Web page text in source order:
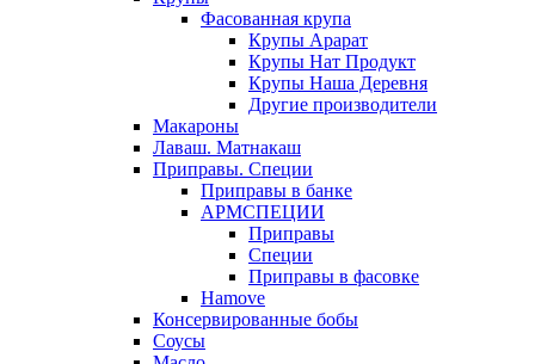
Фасованная крупа
Крупы Арарат
Крупы Нат Продукт
Крупы Наша Деревня
Другие производители
Макароны
Лаваш. Матнакаш
Приправы. Специи
Приправы в банке
АРМСПЕЦИИ
Приправы
Специи
Приправы в фасовке
Hamove
Консервированные бобы
Соусы